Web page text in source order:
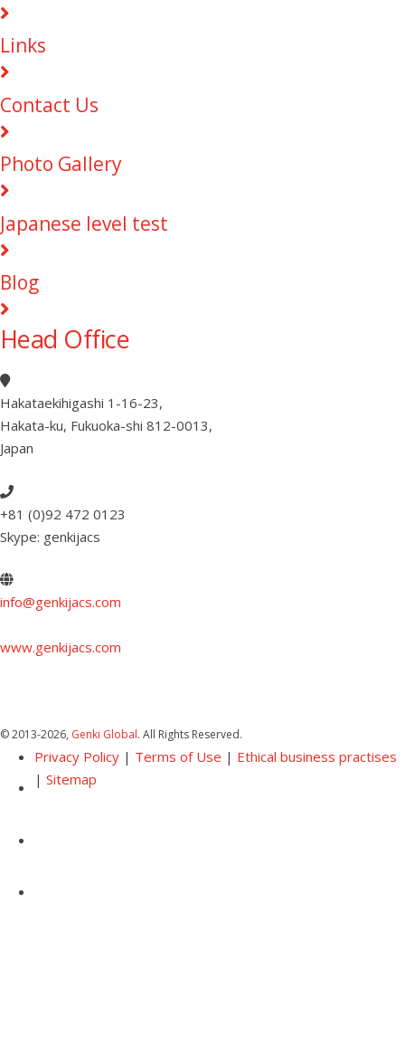
Links
Contact Us
Photo Gallery
Japanese level test
Blog
Head Office
Hakataekihigashi 1-16-23,
Hakata-ku, Fukuoka-shi 812-0013,
Japan
+81 (0)92 472 0123
Skype: genkijacs
info@genkijacs.com
www.genkijacs.com
© 2013-2026, Genki Global. All Rights Reserved.
Privacy Policy| Terms of Use | Ethical business practises
| Sitemap